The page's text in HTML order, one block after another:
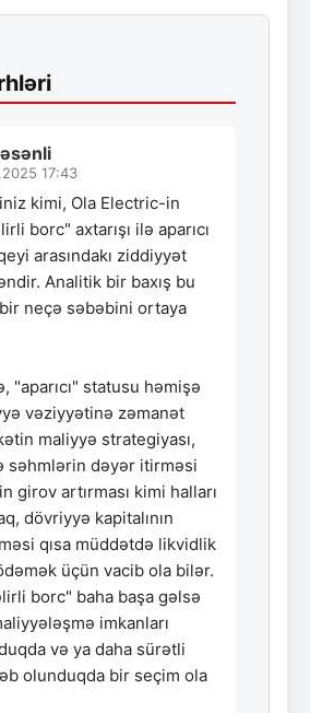
17:43
kimi, Ola Electric-in
borc" axtarışı ilə aparıcı
arasındakı ziddiyyət
Analitik bir baxış bu
neçə səbəbini ortaya
"aparıcı" statusu həmişə
vəziyyətinə zəmanət
maliyyə strategiyası,
səhmlərin dəyər itirməsi
girov artırması kimi halları
dövriyyə kapitalının
qısa müddətdə likvidlik
üçün vacib ola bilər.
borc" baha başa gəlsə
imkanları
və ya daha sürətli
olunduqda bir seçim ola